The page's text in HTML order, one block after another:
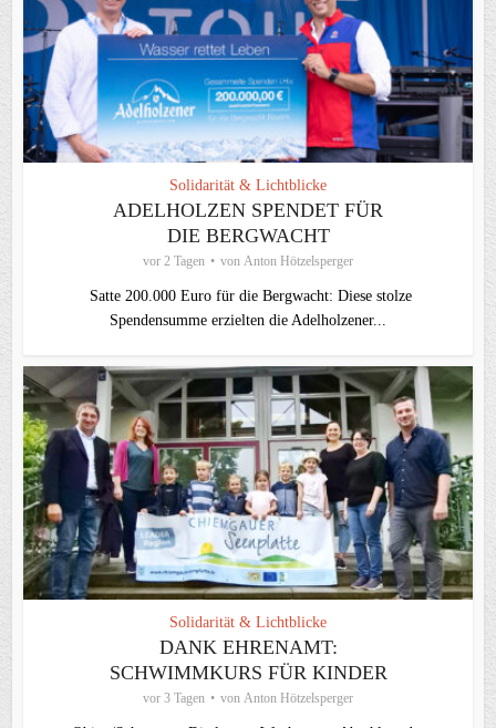
Solidarität & Lichtblicke
ADELHOLZEN SPENDET FÜR
DIE BERGWACHT
vor 2 Tagen von Anton Hötzelsperger
Satte 200.000 Euro für die Bergwacht: Diese stolze
Spendensumme erzielten die Adelholzener...
Solidarität & Lichtblicke
DANK EHRENAMT:
SCHWIMMKURS FÜR KINDER
vor 3 Tagen von Anton Hötzelsperger